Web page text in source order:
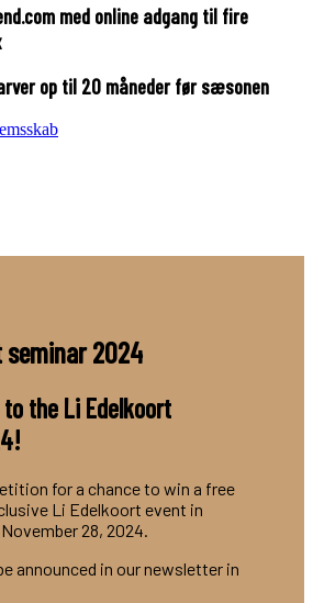
med online adgang til fire
op til 20 måneder før sæsonen
seminar 2024
the Li Edelkoort
for a chance to win a free
Li Edelkoort event in
28, 2024.
announced in our newsletter in